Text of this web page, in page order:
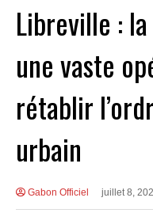
Libreville :
une vaste
rétablir
urbain
Gabon Officiel juillet 8,